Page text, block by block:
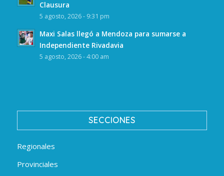
Clausura
5 agosto, 2026 - 9:31 pm
Maxi Salas llegó a Mendoza para sumarse a
Independiente Rivadavia
5 agosto, 2026 - 4:00 am
SECCIONES
Regionales
Provinciales